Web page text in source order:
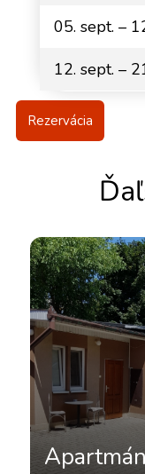
05. sept. –
12. sept. –
Rezervácia